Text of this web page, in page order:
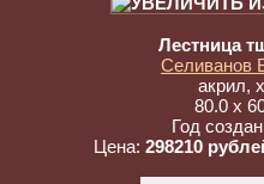
Лестница
Селиванов
акрил,
80.0 x
Год
Цена: 298210